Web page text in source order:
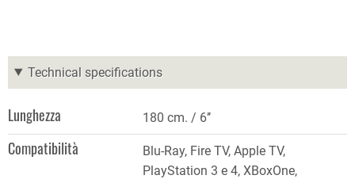
Technical specifications
Lunghezza 180 cm. / 6’’
Compatibilità
Blu-Ray, Fire TV, Apple TV,
PlayStation 3 e 4, XBoxOne,